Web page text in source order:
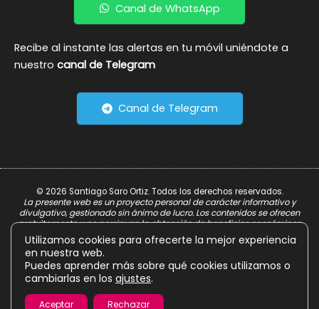
Canal de WhatsApp
Recibe al instante las alertas en tu móvil uniéndote a
nuestro canal de Telegram
Canal de Telegram
© 2026 Santiago Saro Ortiz. Todos los derechos reservados.
La presente web es un proyecto personal de carácter informativo y
divulgativo, gestionado sin ánimo de lucro. Los contenidos se ofrecen
gratuitamente y no persiguen la obtención de beneficios económicos.
Política de Privacidad
Política de Cookies
Utilizamos cookies para ofrecerte la mejor experiencia
en nuestra web.
Puedes aprender más sobre qué cookies utilizamos o
cambiarlas en los ajustes.
Aceptar Rechazar